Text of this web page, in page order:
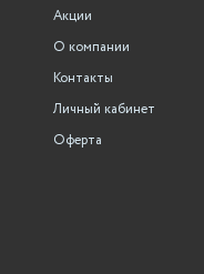
Акции
О компании
Контакты
Личный кабинет
Оферта